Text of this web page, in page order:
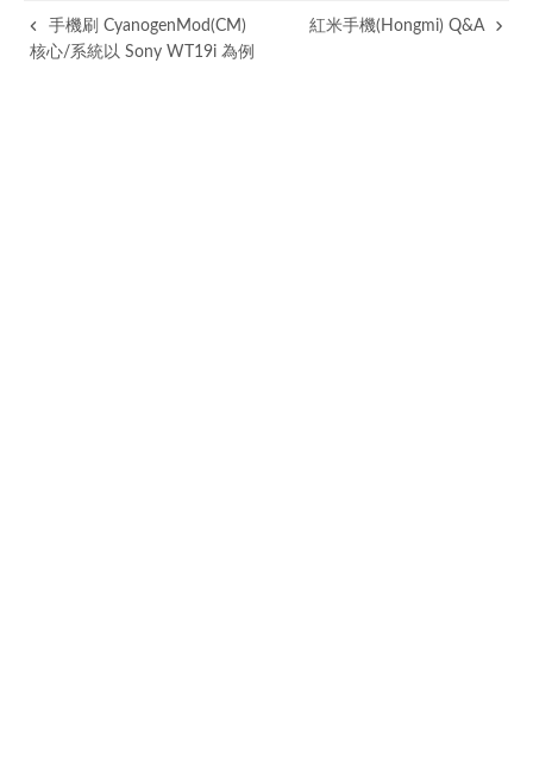
手機刷 CyanogenMod(CM)
核心/系統以 Sony WT19i 為例
紅米手機(Hongmi) Q&A